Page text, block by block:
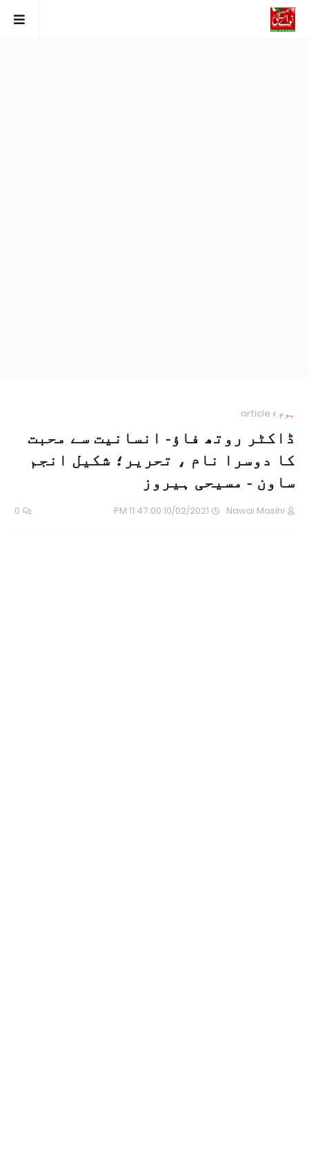
ہوم article
ڈاکٹر روتھ فاؤ- انسانیت سے محبت
کا دوسرا نام ، تحریر؛ شکیل انجم
ساون - مسیحی ہیروز
Nawai Masihi
10/02/2021 11:47:00 PM
0